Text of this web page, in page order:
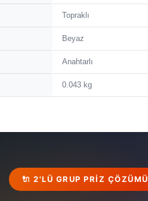
Topraklı
Beyaz
Anahtarlı
0.043 kg
🔌 2'LÜ GRUP PRIZ ÇÖZÜMÜ